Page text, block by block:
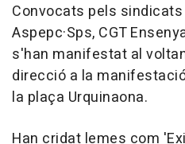
Convocats pels sindicats
Aspepc·Sps, CGT
s'han manifestat al
direcció a la
la plaça Urquinaona.
Han cridat lemes com